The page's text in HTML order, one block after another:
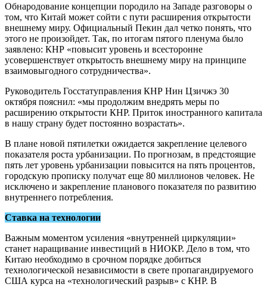
Обнародование концепции породило на Западе разговоры о
том, что Китай может сойти с пути расширения открытости
внешнему миру. Официальный Пекин дал четко понять, что
этого не произойдет. Так, по итогам пятого пленума было
заявлено: КНР «повысит уровень и всесторонне
усовершенствует открытость внешнему миру на принципе
взаимовыгодного сотрудничества».
Руководитель Госстатуправления КНР Нин Цзичжэ 30
октября пояснил: «мы продолжим внедрять меры по
расширению открытости КНР. Приток иностранного капитала
в нашу страну будет постоянно возрастать».
В плане новой пятилетки ожидается закрепление целевого
показателя роста урбанизации. По прогнозам, в предстоящие
пять лет уровень урбанизации повысится на пять процентов,
городскую прописку получат еще 80 миллионов человек. Не
исключено и закрепление планового показателя по развитию
внутреннего потребления.
Ставка на технологии
Важным моментом усиления «внутренней циркуляции»
станет наращивание инвестиций в НИОКР. Дело в том, что
Китаю необходимо в срочном порядке добиться
технологической независимости в свете пропагандируемого
США курса на «технологический разрыв» с КНР. В